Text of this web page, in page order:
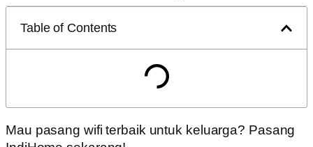
Table of Contents
Mau pasang wifi terbaik untuk keluarga? Pasang